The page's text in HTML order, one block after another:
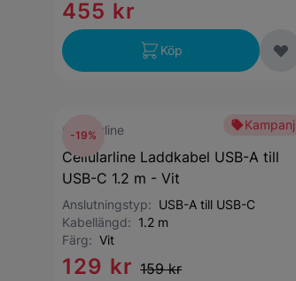
455 kr
Köp
Kampanj
Cellularline
Cellularline Laddkabel USB-A till
USB-C 1.2 m - Vit
Anslutningstyp: USB-A till USB-C
Kabellängd: 1.2 m
Färg: Vit
129 kr 159 kr
-19%